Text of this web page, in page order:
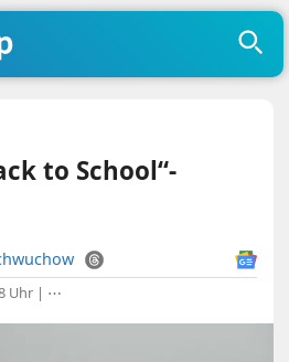
to School“-
Uhr | ⋯